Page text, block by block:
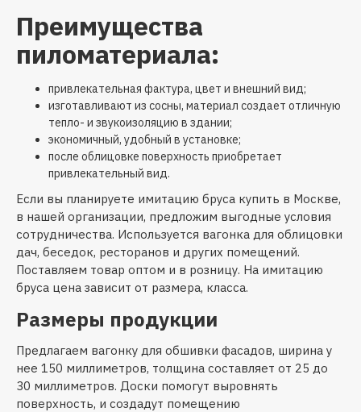
Преимущества
пиломатериала:
привлекательная фактура, цвет и внешний вид;
изготавливают из сосны, материал создает отличную
тепло- и звукоизоляцию в здании;
экономичный, удобный в установке;
после облицовке поверхность приобретает
привлекательный вид.
Если вы планируете имитацию бруса купить в Москве,
в нашей организации, предложим выгодные условия
сотрудничества. Используется вагонка для облицовки
дач, беседок, ресторанов и других помещений.
Поставляем товар оптом и в розницу. На имитацию
бруса цена зависит от размера, класса.
Размеры продукции
Предлагаем вагонку для обшивки фасадов, ширина у
нее 150 миллиметров, толщина составляет от 25 до
30 миллиметров. Доски помогут выровнять
поверхность, и создадут помещению